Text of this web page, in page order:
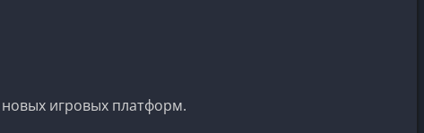
новых игровых платформ.